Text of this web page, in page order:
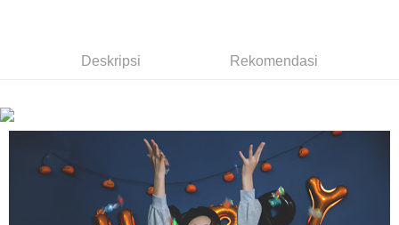
yang dikenakan adalah tertakluk kepada maklumat yang dinyatakan
dibuat, atau jika permohonan gagal dalam proses semakan, pesanan
akan dibatalkan secara automatik. Jika permohonan gagal pada
peringkat "semakan manual", ini bermakna kriteria pemarkahan sistem
tidak dipenuhi; butiran penilaian khusus tidak akan didedahkan.
[Arahan Pembayaran]
5. Tiada bayaran diperlukan apabila anda menerima produk. Sila buat
Sila ambil perhatian bahawa tempoh pembayaran adalah 14 hari. Walau
bagaimanapun, bagi mereka yang telah memuat turun Aplikasi AFTEE
dan mendaftar sebagai ahli AFTEE boleh menikmati tempoh pembayaran
sehingga 45 hari.
Tempoh pembayaran dikira dari masa kedai meminta pembayaran anda,
7-11付款取貨
NT$65/pesanan | Penghantaran percuma untuk pesanan
NT$899 atau lebih
Deskripsi Rekomendasi